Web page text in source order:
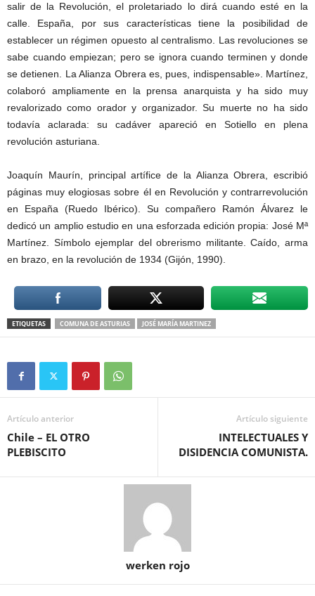
salir de la Revolución, el proletariado lo dirá cuando esté en la
calle. España, por sus características tiene la posibilidad de
establecer un régimen opuesto al centralismo. Las revoluciones se
sabe cuando empiezan; pero se ignora cuando terminen y donde
se detienen. La Alianza Obrera es, pues, indispensable». Martínez,
colaboró ampliamente en la prensa anarquista y ha sido muy
revalorizado como orador y organizador. Su muerte no ha sido
todavía aclarada: su cadáver apareció en Sotiello en plena
revolución asturiana.
Joaquín Maurín, principal artífice de la Alianza Obrera, escribió
páginas muy elogiosas sobre él en Revolución y contrarrevolución
en España (Ruedo Ibérico). Su compañero Ramón Álvarez le
dedicó un amplio estudio en una esforzada edición propia: José Mª
Martínez. Símbolo ejemplar del obrerismo militante. Caído, arma
en brazo, en la revolución de 1934 (Gijón, 1990).
ETIQUETAS COMUNA DE ASTURIAS JOSÉ MARÍA MARTINEZ
Artículo anterior
Chile – EL OTRO
PLEBISCITO
Artículo siguiente
INTELECTUALES Y
DISIDENCIA COMUNISTA.
werken rojo